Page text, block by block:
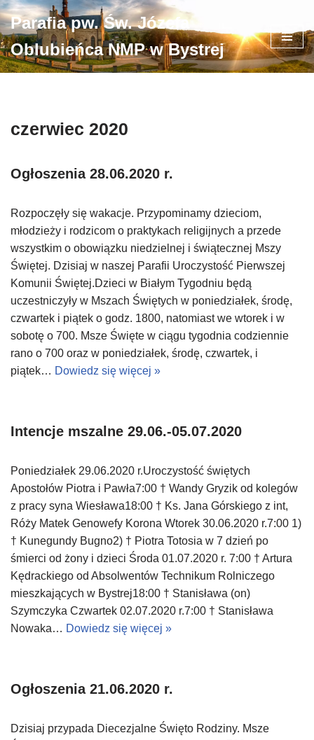
Przejdź
do
treści
Parafia pw. Św. Józefa
Oblubieńca NMP w Bystrej
czerwiec 2020
Ogłoszenia 28.06.2020 r.
Rozpoczęły się wakacje. Przypominamy dzieciom,
młodzieży i rodzicom o praktykach religijnych a przede
wszystkim o obowiązku niedzielnej i świątecznej Mszy
Świętej. Dzisiaj w naszej Parafii Uroczystość Pierwszej
Komunii Świętej.Dzieci w Białym Tygodniu będą
uczestniczyły w Mszach Świętych w poniedziałek, środę,
czwartek i piątek o godz. 1800, natomiast we wtorek i w
sobotę o 700. Msze Święte w ciągu tygodnia codziennie
rano o 700 oraz w poniedziałek, środę, czwartek, i
piątek… Dowiedz się więcej »
Intencje mszalne 29.06.-05.07.2020
Poniedziałek 29.06.2020 r.Uroczystość świętych
Apostołów Piotra i Pawła7:00 † Wandy Gryzik od kolegów
z pracy syna Wiesława18:00 † Ks. Jana Górskiego z int,
Róży Matek Genowefy Korona Wtorek 30.06.2020 r.7:00 1)
† Kunegundy Bugno2) † Piotra Totosia w 7 dzień po
śmierci od żony i dzieci Środa 01.07.2020 r. 7:00 † Artura
Kędrackiego od Absolwentów Technikum Rolniczego
mieszkających w Bystrej18:00 † Stanisława (on)
Szymczyka Czwartek 02.07.2020 r.7:00 † Stanisława
Nowaka… Dowiedz się więcej »
Ogłoszenia 21.06.2020 r.
Dzisiaj przypada Diecezjalne Święto Rodziny. Msze